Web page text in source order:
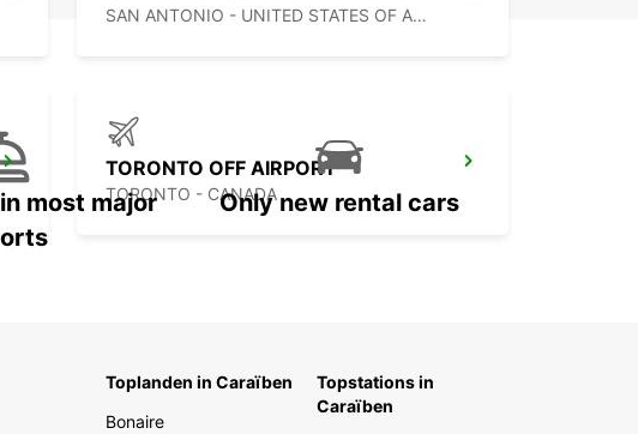
SAN ANTONIO - UNITED STATES OF AMERICA
TORONTO OFF AIRPORT
TORONTO - CANADA
most major
Only new rental cars
Toplanden in Caraïben
Bonaire
Topstations in
Caraïben